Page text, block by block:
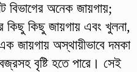
বিভাগের অনেক জায়গায়;
কিছু কিছু জায়গায় এবং খুলনা,
জায়গায় অস্থায়ীভাবে দমকা
বৃষ্টি হতে পারে। সেই